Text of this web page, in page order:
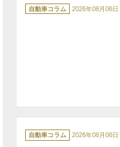
テ
ゴ
自動車コラム 2026年08月06日
テ
ゴ
自動車コラム 2026年08月06日